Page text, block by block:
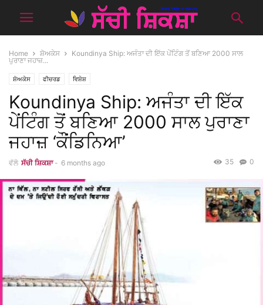
Home ਸ਼ੋਅਕੇਸ
Koundinya Ship: ਅਜੰਤਾ ਦੀ ਇੱਕ ਪੇਂਟਿੰਗ ਤੋਂ ਬਣਿਆ 2000 ਸਾਲ
ਪੁਰਾਣਾ ਜਹਾਜ਼...
ਸ਼ੋਅਕੇਸ ਫੀਚਰਡ ਵਿਸ਼ੇਸ਼
Koundinya Ship: ਅਜੰਤਾ ਦੀ ਇੱਕ
ਪੇਂਟਿੰਗ ਤੋਂ ਬਣਿਆ 2000 ਸਾਲ ਪੁਰਾਣਾ
ਜਹਾਜ਼ ‘ਕੌਂਡਿਨਿਆ’
ਵੱਲੋ ਸੱਚੀ ਸ਼ਿਕਸ਼ਾ - 6 months ago 0
35